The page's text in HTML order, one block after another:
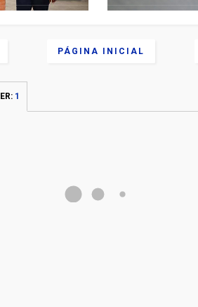
PÁGINA INICIAL
: 1